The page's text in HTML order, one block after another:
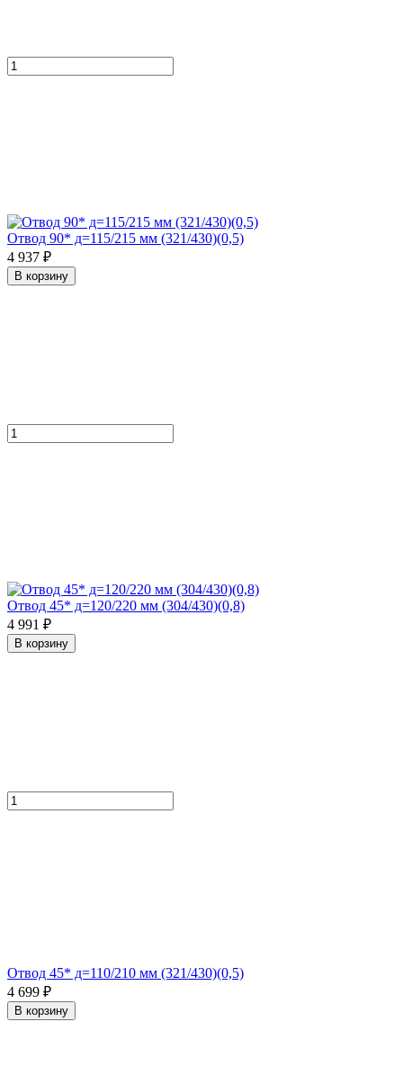
Отвод 90* д=115/215 мм (321/430)(0,5)
4 937 ₽
В корзину
Отвод 45* д=120/220 мм (304/430)(0,8)
4 991 ₽
В корзину
Отвод 45* д=110/210 мм (321/430)(0,5)
4 699 ₽
В корзину